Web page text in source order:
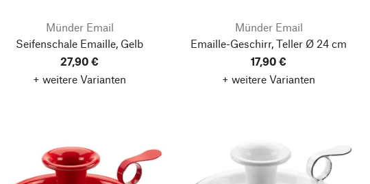
Münder Email
Seifenschale Emaille, Gelb
27,90 €
+ weitere Varianten
Münder Email
Emaille-Geschirr, Teller Ø 24 cm
17,90 €
+ weitere Varianten